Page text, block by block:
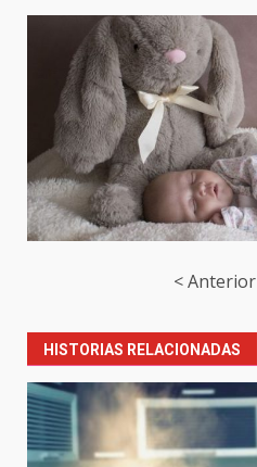
< Anterior
HISTORIAS RELACIONADAS